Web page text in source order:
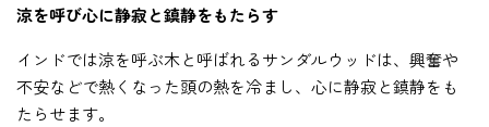
涼を呼び心に静寂と鎮静をもたらす
インドでは涼を呼ぶ木と呼ばれるサンダルウッドは、興奮や
不安などで熱くなった頭の熱を冷まし、心に静寂と鎮静をも
たらせます。